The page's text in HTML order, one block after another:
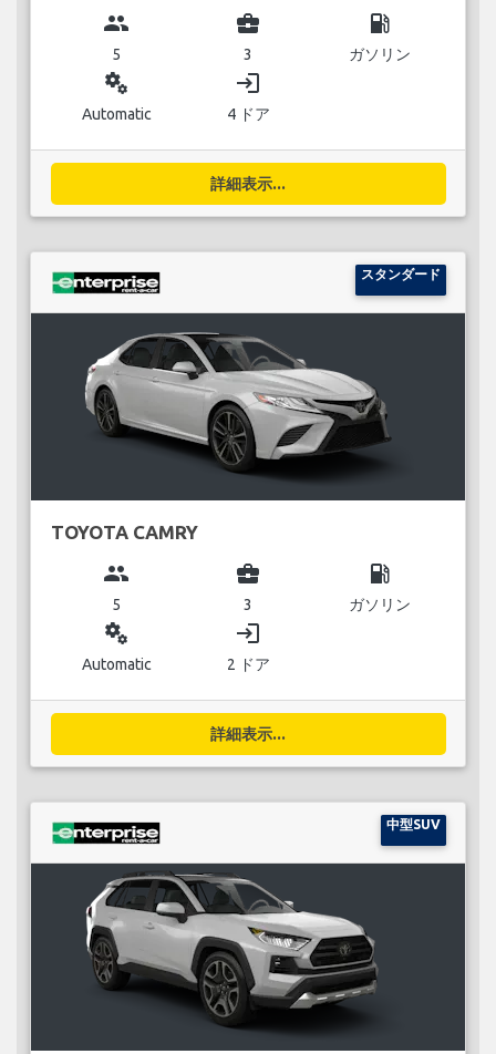
group
5
business_center
3
local_gas_station
ガソリン
miscellaneous_services
Automatic
login
4 ドア
詳細表示...
スタンダード
TOYOTA CAMRY
group
5
business_center
3
local_gas_station
ガソリン
miscellaneous_services
Automatic
login
2 ドア
詳細表示...
中型SUV